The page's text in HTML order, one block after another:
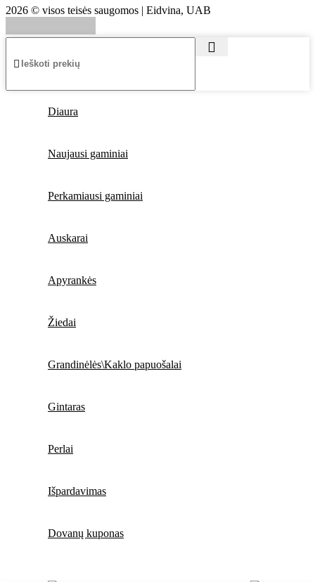
2026 © visos teisės saugomos | Eidvina, UAB
Diaura
Naujausi gaminiai
Perkamiausi gaminiai
Auskarai
Apyrankės
Žiedai
Grandinėlės\Kaklo papuošalai
Gintaras
Perlai
Išpardavimas
Dovanų kuponas